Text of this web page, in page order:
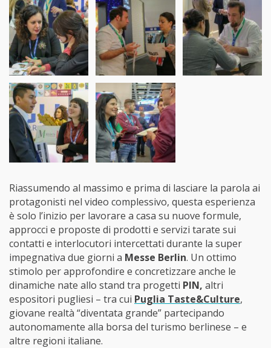
Riassumendo al massimo e prima di lasciare la parola ai
protagonisti nel video complessivo, questa esperienza
è solo l’inizio per lavorare a casa su nuove formule,
approcci e proposte di prodotti e servizi tarate sui
contatti e interlocutori intercettati durante la super
impegnativa due giorni a Messe Berlin. Un ottimo
stimolo per approfondire e concretizzare anche le
dinamiche nate allo stand tra progetti PIN, altri
espositori pugliesi – tra cui Puglia Taste&Culture,
giovane realtà “diventata grande” partecipando
autonomamente alla borsa del turismo berlinese – e
altre regioni italiane.